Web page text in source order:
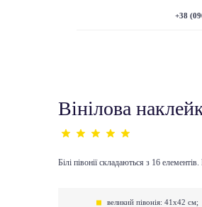
+38
Вінілова
Білі півонії складаються з 16
великий півонія: 41х42 см;